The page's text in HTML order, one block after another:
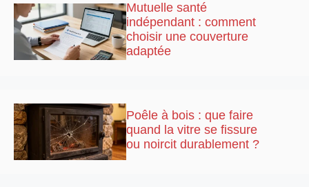
Mutuelle santé
indépendant : comment
choisir une couverture
adaptée
Poêle à bois : que faire
quand la vitre se fissure
ou noircit durablement ?